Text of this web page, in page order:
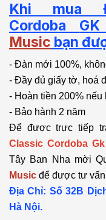
Khi mua
Cordoba
Music bạn
- Đàn mới 100%,
- Đầy đủ giấy tờ, hoá
- Hoàn tiền 200%
- Bảo hành 2 năm
Để được trực tiếp
Classic Cordoba
Tây Ban Nha mời
Music để được tư
Địa Chỉ: Số 32B
Hà Nội.